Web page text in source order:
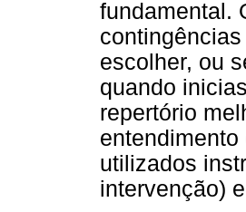
fundamental.
escolher, ou
quando
repertório
utilizados
intervenção)